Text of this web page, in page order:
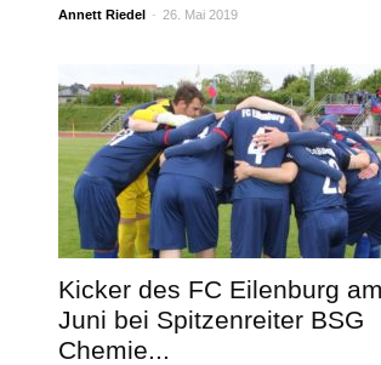
Annett Riedel - 26. Mai 2019
Kicker des FC Eilenburg
Juni bei Spitzenreiter BSG
Chemie...